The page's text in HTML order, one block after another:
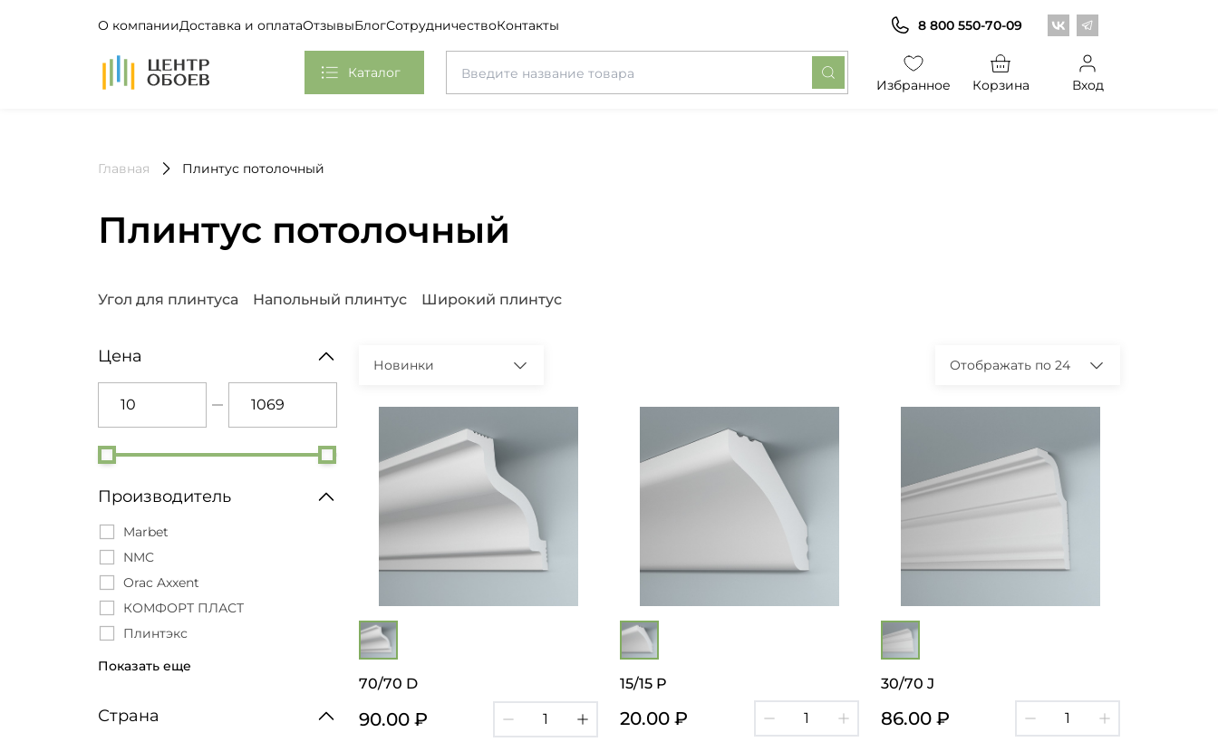
О компанииДоставка и оплатаОтзывыБлогСотрудничествоКонтакты Центр обоев во
Центр обоев в
8 800 550-70-09
На Главную
Каталог
Фотообои, Панно
Плинтус потолочный
Избранное Корзина Вход
Главная Плинтус потолочный
Плинтус потолочный
Популярные запросы
Угол для плинтуса Напольный плинтус Широкий плинтус
Цена
Производитель
Marbet
NMC
Orac Axxent
КОМФОРТ ПЛАСТ
Плинтэкс
Показать еще
Страна
Новинки Отображать по 24
70/70 D
90.00 ₽
15/15 P
20.00 ₽
30/70 J
86.00 ₽